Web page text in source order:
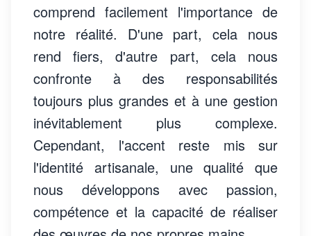
comprend facilement l'importance de
notre réalité. D'une part, cela nous
rend fiers, d'autre part, cela nous
confronte à des responsabilités
toujours plus grandes et à une gestion
inévitablement plus complexe.
Cependant, l'accent reste mis sur
l'identité artisanale, une qualité que
nous développons avec passion,
compétence et la capacité de réaliser